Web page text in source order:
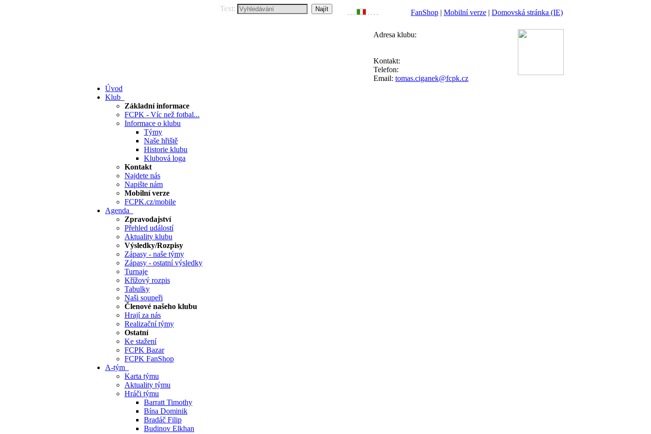
Text: FanShop | Mobilní verze | Domovská stránka (IE)
Adresa klubu:
Kontakt:
Telefon:
Email: tomas.ciganek@fcpk.cz
Úvod
Klub
Základní informace
FCPK - Víc než fotbal...
Informace o klubu
Týmy
Naše hřiště
Historie klubu
Klubová loga
Kontakt
Najdete nás
Napište nám
Mobilní verze
FCPK.cz/mobile
Agenda
Zpravodajství
Přehled událostí
Aktuality klubu
Výsledky/Rozpisy
Zápasy - naše týmy
Zápasy - ostatní výsledky
Turnaje
Křížový rozpis
Tabulky
Naši soupeři
Členové našeho klubu
Hrají za nás
Realizační týmy
Ostatní
Ke stažení
FCPK Bazar
FCPK FanShop
A-tým
Karta týmu
Aktuality týmu
Hráči týmu
Barratt Timothy
Bína Dominik
Bradáč Filip
Budinov Elkhan